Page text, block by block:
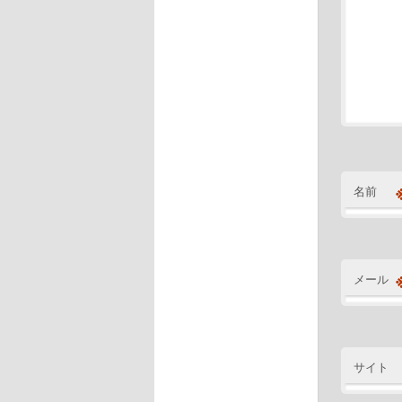
名前
メール
サイト